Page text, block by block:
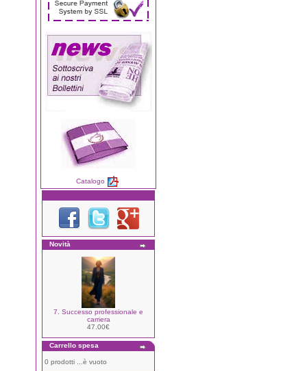
Catalogo
Novità
7. Successo professionale e
carriera
47.00€
Carrello spesa
0 prodotti ...è vuoto